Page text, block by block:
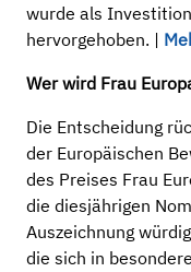
wurde als
hervorgehoben. |
Wer wird Frau
Die Entscheidung
der Europäischen
des Preises Frau
die diesjährigen
Auszeichnung
die sich in